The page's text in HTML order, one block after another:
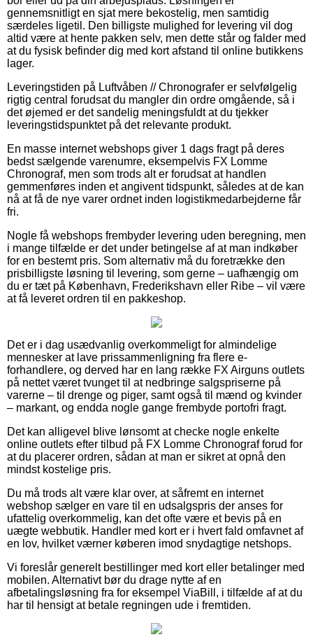
gennemsnitligt en sjat mere bekostelig, men samtidig
særdeles ligetil. Den billigste mulighed for levering vil dog
altid være at hente pakken selv, men dette står og falder med
at du fysisk befinder dig med kort afstand til online butikkens
lager.
Leveringstiden på Luftvåben // Chronografer er selvfølgelig
rigtig central forudsat du mangler din ordre omgående, så i
det øjemed er det sandelig meningsfuldt at du tjekker
leveringstidspunktet på det relevante produkt.
En masse internet webshops giver 1 dags fragt på deres
bedst sælgende varenumre, eksempelvis FX Lomme
Chronograf, men som trods alt er forudsat at handlen
gemmenføres inden et angivent tidspunkt, således at de kan
nå at få de nye varer ordnet inden logistikmedarbejderne får
fri.
Nogle få webshops frembyder levering uden beregning, men
i mange tilfælde er det under betingelse af at man indkøber
for en bestemt pris. Som alternativ må du foretrække den
prisbilligste løsning til levering, som gerne – uafhængig om
du er tæt på København, Frederikshavn eller Ribe – vil være
at få leveret ordren til en pakkeshop.
Det er i dag usædvanlig overkommeligt for almindelige
mennesker at lave prissammenligning fra flere e-
forhandlere, og derved har en lang række FX Airguns outlets
på nettet været tvunget til at nedbringe salgspriserne på
varerne – til drenge og piger, samt også til mænd og kvinder
– markant, og endda nogle gange frembyde portofri fragt.
Det kan alligevel blive lønsomt at checke nogle enkelte
online outlets efter tilbud på FX Lomme Chronograf forud for
at du placerer ordren, sådan at man er sikret at opnå den
mindst kostelige pris.
Du må trods alt være klar over, at såfremt en internet
webshop sælger en vare til en udsalgspris der anses for
ufattelig overkommelig, kan det ofte være et bevis på en
uægte webbutik. Handler med kort er i hvert fald omfavnet af
en lov, hvilket værner køberen imod snydagtige netshops.
Vi foreslår generelt bestillinger med kort eller betalinger med
mobilen. Alternativt bør du drage nytte af en
afbetalingsløsning fra for eksempel ViaBill, i tilfælde af at du
har til hensigt at betale regningen ude i fremtiden.